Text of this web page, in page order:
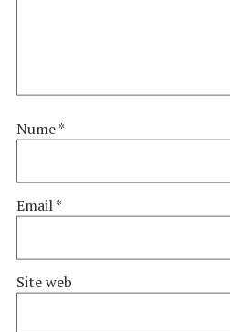
Nume*
Email*
Site web